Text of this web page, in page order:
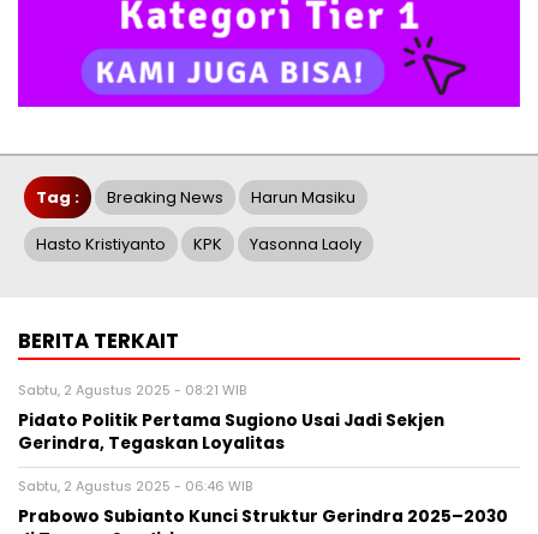
Tag : Breaking News Harun Masiku
Hasto Kristiyanto KPK Yasonna Laoly
BERITA TERKAIT
Sabtu, 2 Agustus 2025 - 08:21 WIB
Pidato Politik Pertama Sugiono Usai Jadi Sekjen
Gerindra, Tegaskan Loyalitas
Sabtu, 2 Agustus 2025 - 06:46 WIB
Prabowo Subianto Kunci Struktur Gerindra 2025–2030